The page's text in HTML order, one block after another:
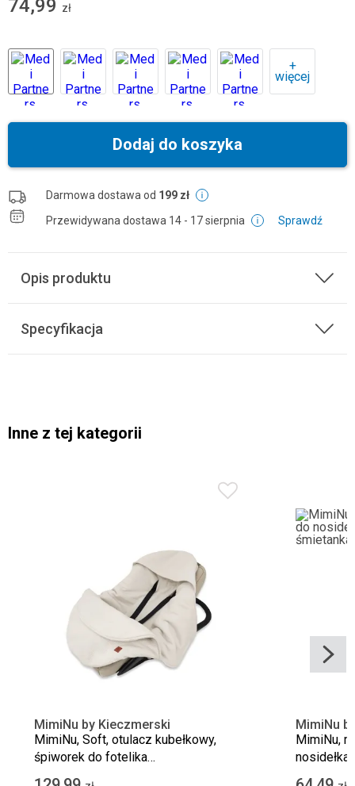
74,99 zł
+
więcej
Dodaj do koszyka
Darmowa dostawa od 199 zł
Przewidywana dostawa 14 - 17 sierpnia Sprawdź
Opis produktu
Specyfikacja
Inne z tej kategorii
MimiNu by Kieczmerski
MimiNu, Soft, otulacz kubełkowy,
śpiworek do fotelika
samochodowego, beż, TOG 2-2.5, 0-6
MimiNu
MimiNu,